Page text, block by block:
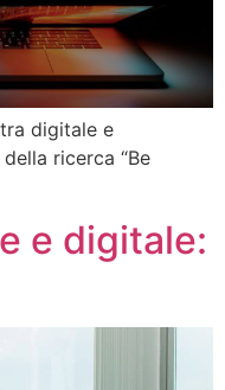
digitale e
ricerca “Be
e digitale: